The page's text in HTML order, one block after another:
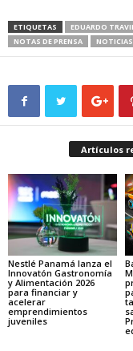
ETIQUETAS EDUARDO
NOTAS DE PRENSA
NOTICIAS
Artículos
Nestlé Panamá lanza el
Innovatón Gastronomía
y Alimentación 2026
para financiar y
acelerar
emprendimientos
juveniles